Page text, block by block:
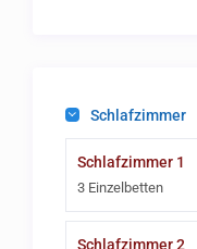
Schlafzimmer
Schlafzimmer 1
3 Einzelbetten
Schlafzimmer 2